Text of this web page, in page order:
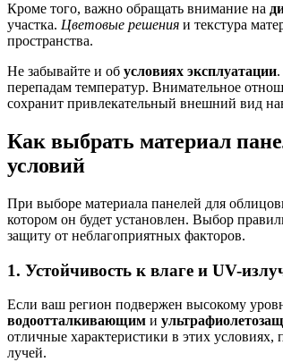
Кроме того, важно обращать внимание на
участка. Цветовые решения и текстура
пространства.
Не забывайте и об условиях эксплуатации
перепадам температур. Внимательное
сохранит привлекательный внешний вид
Как выбрать материал
условий
При выборе материала панелей для
котором он будет установлен. Выбор
защиту от неблагоприятных факторов.
1. Устойчивость к влаге и UV-
Если ваш регион подвержен высокому
водоотталкивающим и
отличные характеристики в этих
лучей.